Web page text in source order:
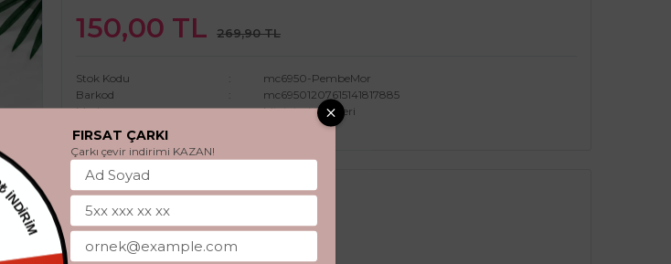
150,00 TL 269,90 TL
Stok Kodu
mc6950-PembeMor
Barkod
mc69501207615141817885
Marka
Minigimin Cicileri
Stok Durumu Tükendi
Beden
4 - 5 Yaş
50₺ İNDİRİM
FIRSAT ÇARKI
Çarkı çevir indirimi KAZAN!